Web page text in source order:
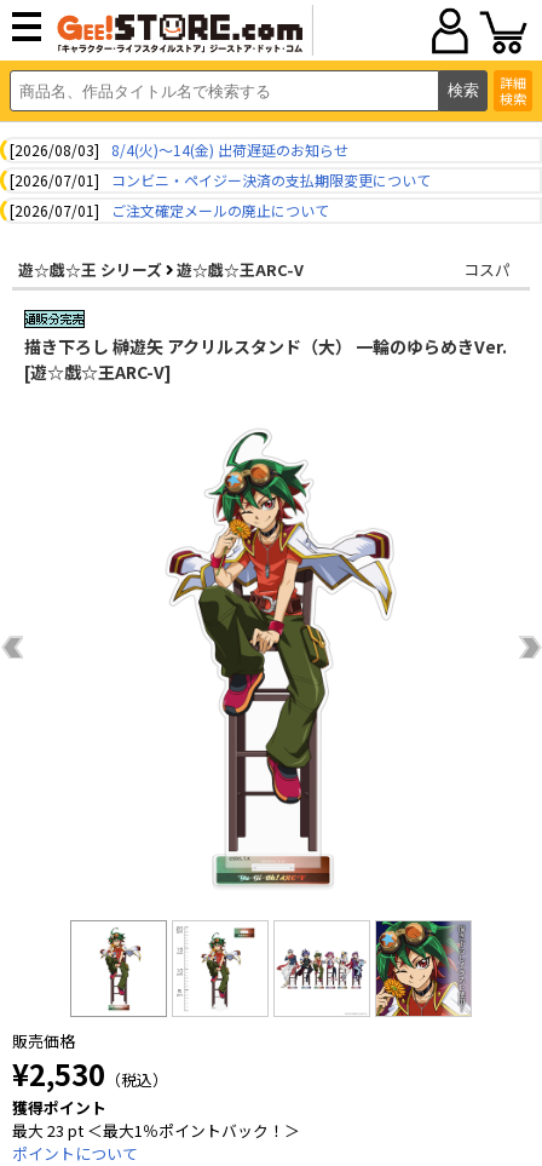
詳細
検索
[2026/08/03]
8/4(火)～14(金) 出荷遅延のお知らせ
[2026/07/01]
コンビニ・ペイジー決済の支払期限変更について
[2026/07/01]
ご注文確定メールの廃止について
遊☆戯☆王 シリーズ 遊☆戯☆王ARC-V コスパ
描き下ろし 榊遊矢 アクリルスタンド（大） 一輪のゆらめきVer.
[遊☆戯☆王ARC-V]
販売価格
¥2,530 （税込）
獲得ポイント
最大 23 pt ＜最大1％ポイントバック！＞
ポイントについて